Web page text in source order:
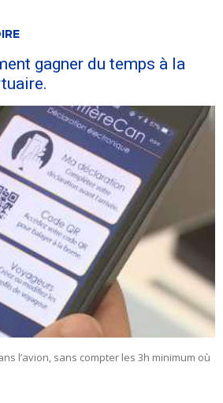
gagner du temps à la
l’avion, sans compter les 3h minimum où